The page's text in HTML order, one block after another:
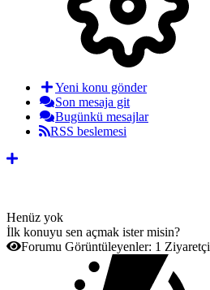
Yeni konu gönder
Son mesaja git
Bugünkü mesajlar
RSS beslemesi
Henüz yok
İlk konuyu sen açmak ister misin?
Forumu Görüntüleyenler: 1 Ziyaretçi